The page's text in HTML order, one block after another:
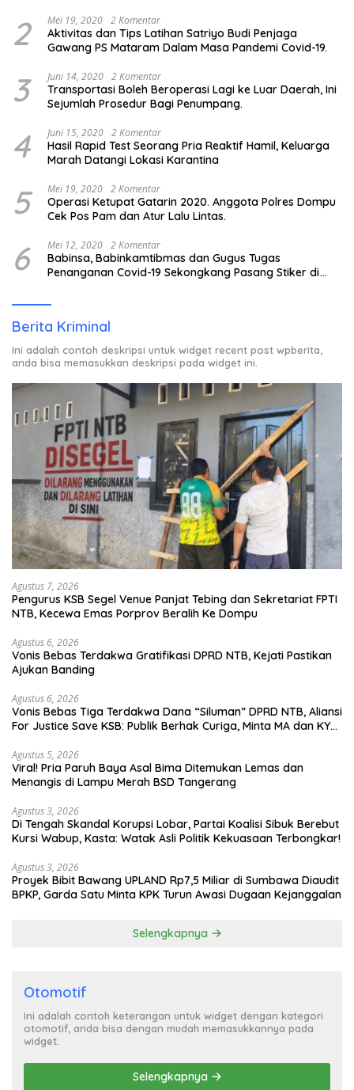
2 Mei 19, 2020 2 Komentar
Aktivitas dan Tips Latihan Satriyo Budi Penjaga
Gawang PS Mataram Dalam Masa Pandemi Covid-19.
3 Juni 14, 2020 2 Komentar
Transportasi Boleh Beroperasi Lagi ke Luar Daerah, Ini
Sejumlah Prosedur Bagi Penumpang.
4 Juni 15, 2020 2 Komentar
Hasil Rapid Test Seorang Pria Reaktif Hamil, Keluarga
Marah Datangi Lokasi Karantina
5 Mei 19, 2020 2 Komentar
Operasi Ketupat Gatarin 2020. Anggota Polres Dompu
Cek Pos Pam dan Atur Lalu Lintas.
6 Mei 12, 2020 2 Komentar
Babinsa, Babinkamtibmas dan Gugus Tugas
Penanganan Covid-19 Sekongkang Pasang Stiker di
Berita Kriminal
Ini adalah contoh deskripsi untuk widget recent post wpberita,
anda bisa memasukkan deskripsi pada widget ini.
Agustus 7, 2026
Pengurus KSB Segel Venue Panjat Tebing dan Sekretariat FPTI
NTB, Kecewa Emas Porprov Beralih Ke Dompu
Agustus 6, 2026
Vonis Bebas Terdakwa Gratifikasi DPRD NTB, Kejati Pastikan
Ajukan Banding
Agustus 6, 2026
Vonis Bebas Tiga Terdakwa Dana “Siluman” DPRD NTB, Aliansi
For Justice Save KSB: Publik Berhak Curiga, Minta MA dan KY
Agustus 5, 2026
Viral! Pria Paruh Baya Asal Bima Ditemukan Lemas dan
Menangis di Lampu Merah BSD Tangerang
Agustus 3, 2026
Di Tengah Skandal Korupsi Lobar, Partai Koalisi Sibuk Berebut
Kursi Wabup, Kasta: Watak Asli Politik Kekuasaan Terbongkar!
Agustus 3, 2026
Proyek Bibit Bawang UPLAND Rp7,5 Miliar di Sumbawa Diaudit
BPKP, Garda Satu Minta KPK Turun Awasi Dugaan Kejanggalan
Selengkapnya
Otomotif
Ini adalah contoh keterangan untuk widget dengan kategori
otomotif, anda bisa dengan mudah memasukkannya pada
widget.
Selengkapnya